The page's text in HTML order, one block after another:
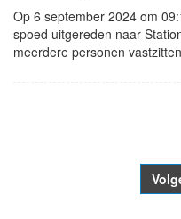
Op 6 september 2024 om
spoed uitgereden naar
meerdere personen